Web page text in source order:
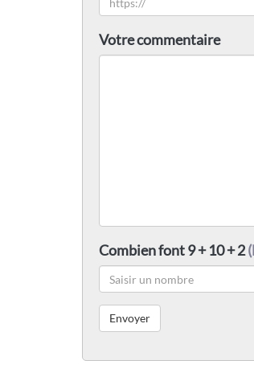
Votre commentaire
Combien font 9 + 10 + 2